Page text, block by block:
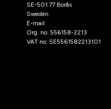
SE-501 77 Borås
Sweden
E-mail:
Org. no: 556158-2213
VAT no: SE5561582213101